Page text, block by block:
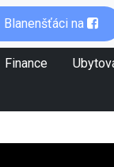
Blanenšťáci na
Finance